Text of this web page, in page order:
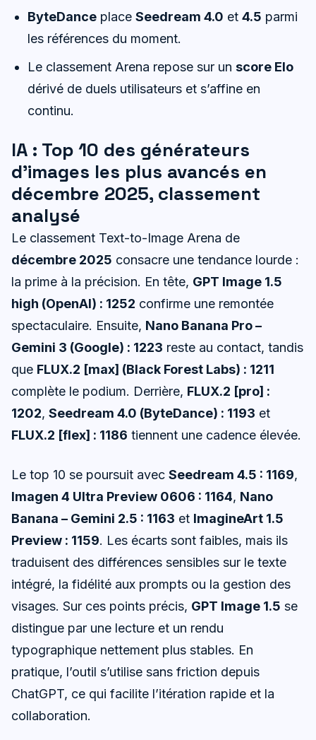
ByteDance placeSeedream 4.0 et4.5 parmi
les références du moment.
Le classement Arena repose sur unscore Elo
dérivé de duels utilisateurs et s’affine en
continu.
IA : Top 10 des générateurs
d’images les plus avancés en
décembre 2025, classement
analysé
Le classement Text-to-Image Arena de
décembre 2025 consacre une tendance lourde :
la prime à la précision. En tête, GPT Image 1.5
high (OpenAI) : 1252 confirme une remontée
spectaculaire. Ensuite, Nano Banana Pro –
Gemini 3 (Google) : 1223 reste au contact, tandis
que FLUX.2 [max] (Black Forest Labs) : 1211
complète le podium. Derrière, FLUX.2 [pro] :
1202, Seedream 4.0 (ByteDance) : 1193 et
FLUX.2 [flex] : 1186 tiennent une cadence élevée.
Le top 10 se poursuit avec Seedream 4.5 : 1169,
Imagen 4 Ultra Preview 0606 : 1164, Nano
Banana – Gemini 2.5 : 1163 et ImagineArt 1.5
Preview : 1159. Les écarts sont faibles, mais ils
traduisent des différences sensibles sur le texte
intégré, la fidélité aux prompts ou la gestion des
visages. Sur ces points précis, GPT Image 1.5 se
distingue par une lecture et un rendu
typographique nettement plus stables. En
pratique, l’outil s’utilise sans friction depuis
ChatGPT, ce qui facilite l’itération rapide et la
collaboration.